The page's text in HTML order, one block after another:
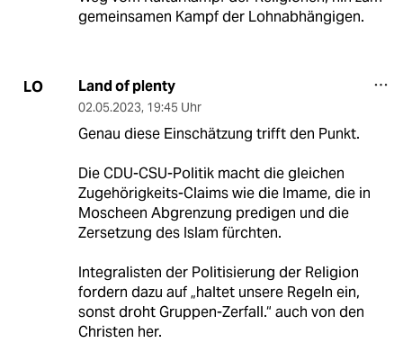
gemeinsamen Kampf der Lohnabhängigen.
LO Land of plenty
02.05.2023, 19:45 Uhr
Genau diese Einschätzung trifft den Punkt.
Die CDU-CSU-Politik macht die gleichen
Zugehörigkeits-Claims wie die Imame, die in
Moscheen Abgrenzung predigen und die
Zersetzung des Islam fürchten.
Integralisten der Politisierung der Religion
fordern dazu auf „haltet unsere Regeln ein,
sonst droht Gruppen-Zerfall.“ auch von den
Christen her.